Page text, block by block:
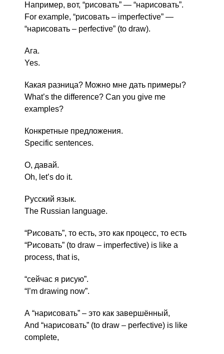
Например, вот, “рисовать” — “нарисовать”.
For example, “рисовать – imperfective” —
“нарисовать – perfective” (to draw).
Ага.
Yes.
Какая разница? Можно мне дать примеры?
What’s the difference? Can you give me
examples?
Конкретные предложения.
Specific sentences.
О, давай.
Oh, let’s do it.
Русский язык.
The Russian language.
“Рисовать”, то есть, это как процесс, то есть
“Рисовать” (to draw – imperfective) is like a
process, that is,
“сейчас я рисую”.
“I’m drawing now”.
А “нарисовать” – это как завершённый,
And “нарисовать” (to draw – perfective) is like
complete,